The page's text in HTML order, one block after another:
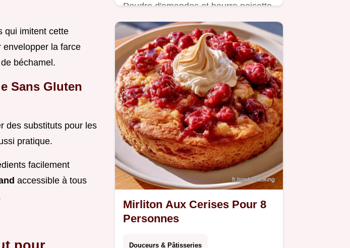
qui imitent cette
envelopper la farce
béchamel.
Sans Gluten
des substituts pour les
pratique.
facilement
accessible à tous
Poudre d'amandes et beurre noisette
subliment ce Financier aux cerises.
Mirliton Aux Cerises Pour 8
Personnes
Douceurs & Pâtisseries